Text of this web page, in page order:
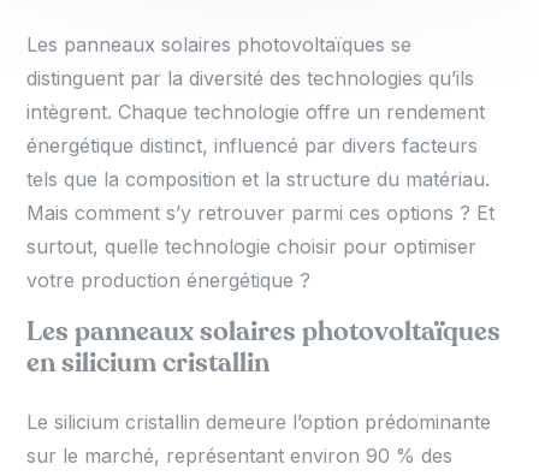
Les panneaux solaires photovoltaïques se
distinguent par la diversité des technologies qu’ils
intègrent. Chaque technologie offre un rendement
énergétique distinct, influencé par divers facteurs
tels que la composition et la structure du matériau.
Mais comment s’y retrouver parmi ces options ? Et
surtout, quelle technologie choisir pour optimiser
votre production énergétique ?
Les panneaux solaires photovoltaïques
en silicium cristallin
Le silicium cristallin demeure l’option prédominante
sur le marché, représentant environ 90 % des